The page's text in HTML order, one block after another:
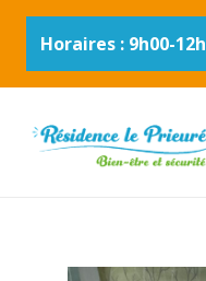
Horaires : 9h00-